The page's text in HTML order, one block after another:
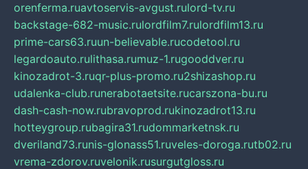
orenferma.ruavtoservis-avgust.rulord-tv.ru
backstage-682-music.rulordfilm7.rulordfilm13.ru
prime-cars63.ruun-believable.rucodetool.ru
legardoauto.rulithasa.rumuz-1.rugooddver.ru
kinozadrot-3.ruqr-plus-promo.ru2shizashop.ru
udalenka-club.runerabotaetsite.rucarszona-bu.ru
dash-cash-now.rubravoprod.rukinozadrot13.ru
hotteygroup.rubagira31.rudommarketnsk.ru
dveriland73.runis-glonass51.ruveles-doroga.rutb02.ru
vrema-zdorov.ruvelonik.rusurgutgloss.ru